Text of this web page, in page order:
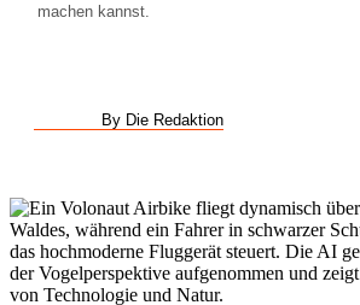
machen kannst.
By Die Redaktion